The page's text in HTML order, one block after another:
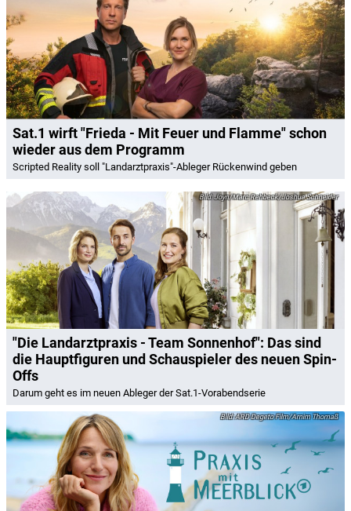
Sat.1 wirft "Frieda - Mit Feuer und Flamme" schon
wieder aus dem Programm
Scripted Reality soll "Landarztpraxis"-Ableger Rückenwind geben
Joyn/Marc Rehbeck/Joshua Schneider
"Die Landarztpraxis - Team Sonnenhof": Das sind
die Hauptfiguren und Schauspieler des neuen Spin-
Offs
Darum geht es im neuen Ableger der Sat.1-Vorabendserie
ARD Degeto Film/Arnim Thomaß